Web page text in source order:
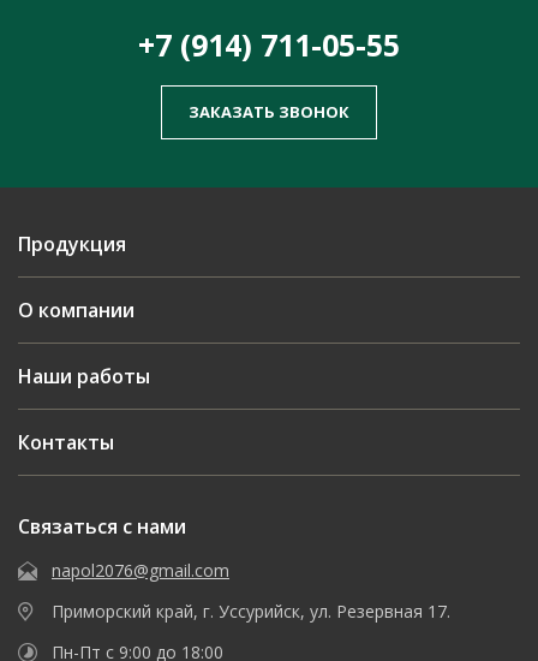
+7 (914) 711-05-55
ЗАКАЗАТЬ ЗВОНОК
Продукция
О компании
Наши работы
Контакты
Связаться с нами
napol2076@gmail.com
Приморский край, г. Уссурийск, ул. Резервная 17.
Пн-Пт с 9:00 до 18:00